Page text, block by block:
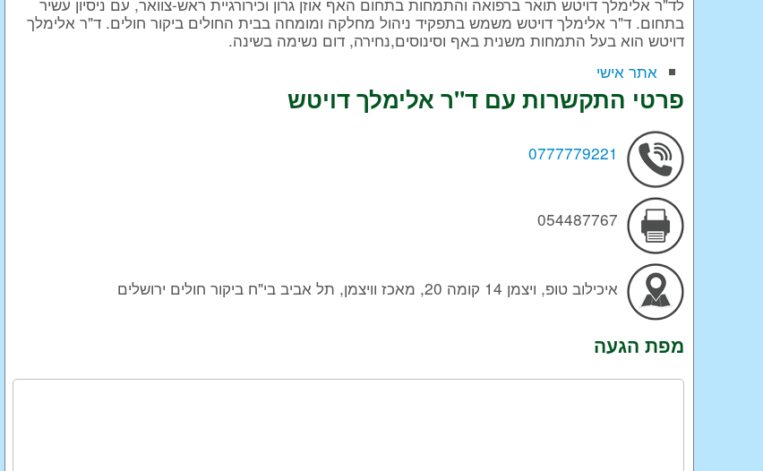
בתחום. ד"ר אלימלך דויטש משמש בתפקיד ניהול מחלקה ומומחה בבית החולים ביקור חולים. ד"ר אלימלך
דויטש הוא בעל התמחות משנית באף וסינוסים,נחירה, דום נשימה בשינה.
אתר אישי
פרטי התקשרות עם ד"ר אלימלך דויטש
0777779221
054487767
איכילוב טופ, ויצמן 14 קומה 20, מאכז וויצמן, תל אביב בי"ח ביקור חולים ירושלים
מפת הגעה